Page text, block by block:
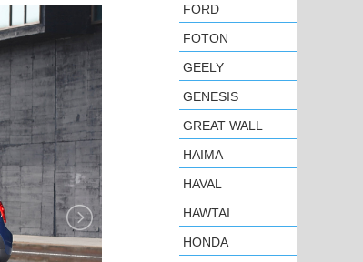
FORD
FOTON
GEELY
GENESIS
GREAT WALL
HAIMA
HAVAL
HAWTAI
HONDA